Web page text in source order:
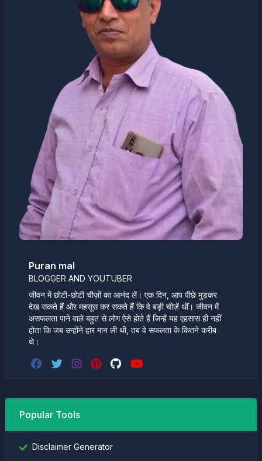
Puran mal
BLOGGER AND YOUTUBER
जीवन में छोटी-छोटी चीज़ों का आनंद लें। एक दिन, आप पीछे मुड़कर
देख सकते हैं और महसूस कर सकते हैं कि वे बड़ी चीज़ें थीं। जीवन में
असफलता पाने वाले बहुत से लोग ऐसे होते हैं जिन्हें यह एहसास ही नहीं
होता कि जब उन्होंने हार मान ली थी, तब वे सफलता के कितने करीब
थे।
Popular Tools
Disclaimer Generator